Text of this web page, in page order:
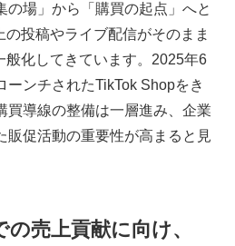
の場」から「購買の起点」へと
投稿やライブ配信がそのまま
般化してきています。2025年6
ーンチされたTikTok Shopをき
買導線の整備は一層進み、企業
販促活動の重要性が高まると見
売上貢献に向け、